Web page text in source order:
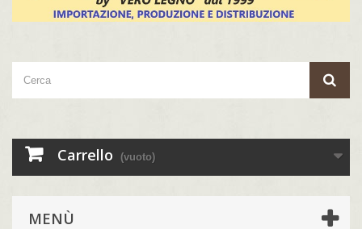
Carrello (vuoto)
MENÙ